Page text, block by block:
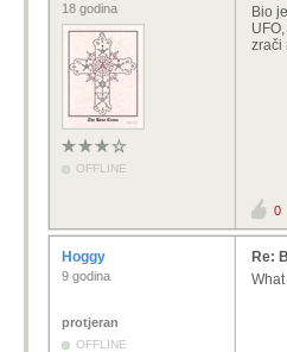
18 godina
OFFLINE
Bio
zrači
0
Hoggy
9 godina
protjeran
OFFLINE
Re: